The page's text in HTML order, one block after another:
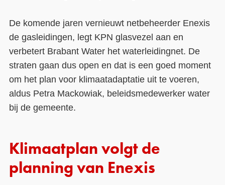
De komende jaren vernieuwt netbeheerder Enexis
de gasleidingen, legt KPN glasvezel aan en
verbetert Brabant Water het waterleidingnet. De
straten gaan dus open en dat is een goed moment
om het plan voor klimaatadaptatie uit te voeren,
aldus Petra Mackowiak, beleidsmedewerker water
bij de gemeente.
Klimaatplan volgt de
planning van Enexis